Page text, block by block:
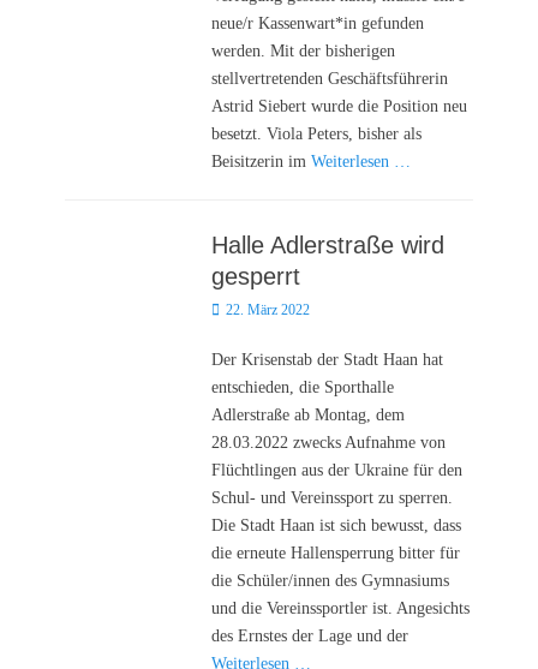
neue/r Kassenwart*in gefunden
werden. Mit der bisherigen
stellvertretenden Geschäftsführerin
Astrid Siebert wurde die Position neu
besetzt. Viola Peters, bisher als
Beisitzerin imWeiterlesen …
Halle Adlerstraße wird
gesperrt
Posted
22. März 2022
Der Krisenstab der Stadt Haan hat
entschieden, die Sporthalle
Adlerstraße ab Montag, dem
28.03.2022 zwecks Aufnahme von
Flüchtlingen aus der Ukraine für den
Schul- und Vereinssport zu sperren.
Die Stadt Haan ist sich bewusst, dass
die erneute Hallensperrung bitter für
die Schüler/innen des Gymnasiums
und die Vereinssportler ist. Angesichts
des Ernstes der Lage und der
Weiterlesen …